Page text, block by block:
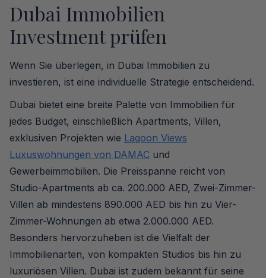
Dubai Immobilien
Investment prüfen
Wenn Sie überlegen, in Dubai Immobilien zu
investieren, ist eine individuelle Strategie entscheidend.
Dubai bietet eine breite Palette von Immobilien für
jedes Budget, einschließlich Apartments, Villen,
exklusiven Projekten wie Lagoon Views
Luxuswohnungen von DAMAC und
Gewerbeimmobilien. Die Preisspanne reicht von
Studio-Apartments ab ca. 200.000 AED, Zwei-Zimmer-
Villen ab mindestens 890.000 AED bis hin zu Vier-
Zimmer-Wohnungen ab etwa 2.000.000 AED.
Besonders hervorzuheben ist die Vielfalt der
Immobilienarten, von kompakten Studios bis hin zu
luxuriösen Villen. Dubai ist zudem bekannt für seine